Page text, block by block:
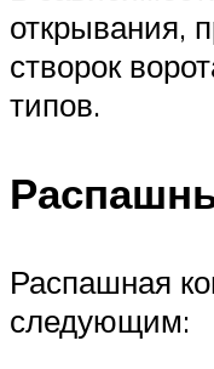
открывания,
створок
типов.
Распашная
следующим: